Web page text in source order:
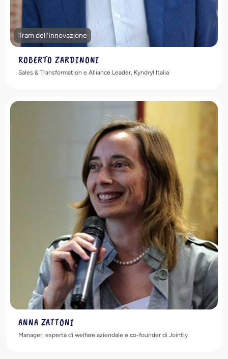
Tram dell’Innovazione
ROBERTO ZARDINONI
Sales & Transformation e Alliance Leader, Kyndryl Italia
Scopri di più
ANNA ZATTONI
Manager, esperta di welfare aziendale e co-founder di Jointly